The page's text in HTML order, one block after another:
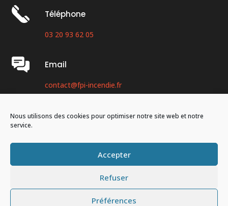
Nous utilisons des cookies pour optimiser notre site web et notre
service.
Accepter
Refuser
Préférences
Téléphone
03 20 93 62 05
Email
contact@fpi-incendie.fr
Adresse
Copyright © 2021 – Une création